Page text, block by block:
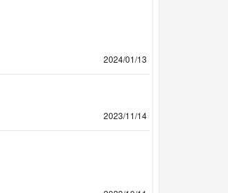
2024/01/13
2023/11/14